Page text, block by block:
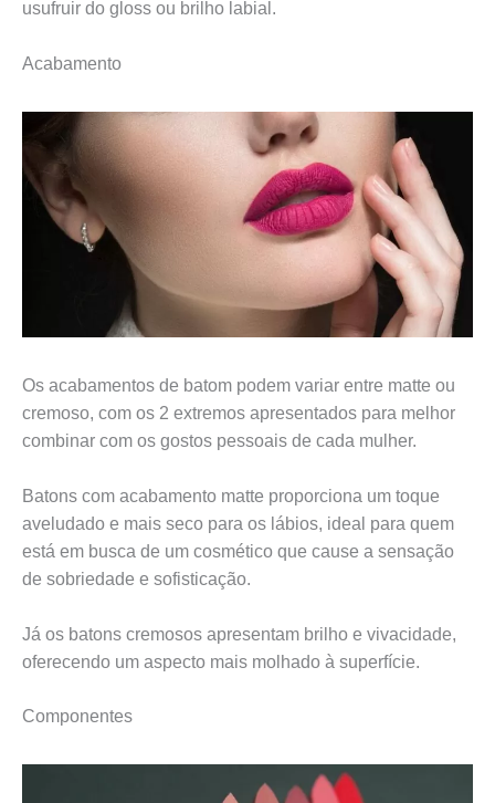
usufruir do gloss ou brilho labial.
Acabamento
Os acabamentos de batom podem variar entre matte ou
cremoso, com os 2 extremos apresentados para melhor
combinar com os gostos pessoais de cada mulher.
Batons com acabamento matte proporciona um toque
aveludado e mais seco para os lábios, ideal para quem
está em busca de um cosmético que cause a sensação
de sobriedade e sofisticação.
Já os batons cremosos apresentam brilho e vivacidade,
oferecendo um aspecto mais molhado à superfície.
Componentes